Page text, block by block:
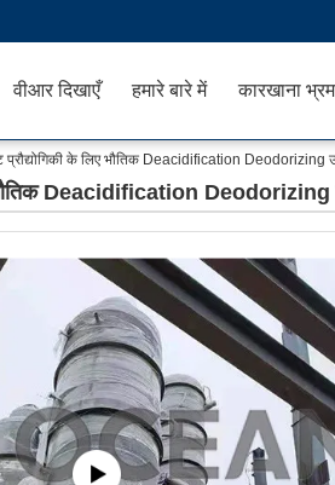
वीआर दिखाएँ हमारे बारे में कारखाना
के लिए भौतिक Deacidification Deodorizing
भौतिक Deacidification